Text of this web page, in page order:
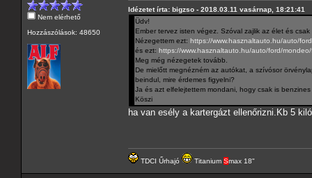
Nem elérhető
Hozzászólások: 48650
Idézetet írta: bigzso - 2018.03.11 vasárnap, 18:21:41
Üdv!
Ember tervez isten végez. Szóval zajlik az élet és
Nézegettem ezt: https://www.hasznaltauto.hu/auto/
és ezt: https://www.hasznaltauto.hu/auto/ford/
Meg még nézegetek tovább.
De mielőtt megnézném az autókat, a szívósor
beindul, mire érdemes figyelni?
Ja és azt elfelejtettem mondani, hogy csak is
Köszi
ha van esély a kartergázt ellenőrizni.Kb 5
TDCI Űrhajó Titanium Smax 18"